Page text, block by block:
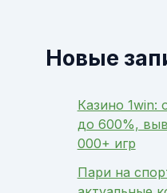
Новые
Казино 1win:
до 600%,
000+ игр
Пари на